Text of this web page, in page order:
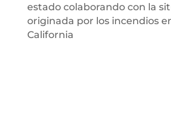
estado colaborando con la
originada por los incendios
California